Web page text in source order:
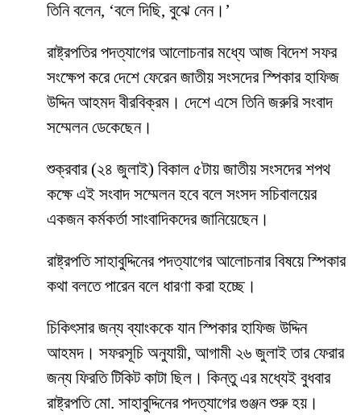
তিনি বলেন, ‘বলে দিছি, বুঝে নেন।’
রাষ্ট্রপতির পদত্যাগের আলোচনার মধ্যে আজ বিদেশ সফর
সংক্ষেপ করে দেশে ফেরেন জাতীয় সংসদের স্পিকার হাফিজ
উদ্দিন আহমদ বীরবিক্রম। দেশে এসে তিনি জরুরি সংবাদ
সম্মেলন ডেকেছেন।
শুক্রবার (২৪ জুলাই) বিকাল ৫টায় জাতীয় সংসদের শপথ
কক্ষে এই সংবাদ সম্মেলন হবে বলে সংসদ সচিবালয়ের
একজন কর্মকর্তা সাংবাদিকদের জানিয়েছেন।
রাষ্ট্রপতি সাহাবুদ্দিনের পদত্যাগের আলোচনার বিষয়ে স্পিকার
কথা বলতে পারেন বলে ধারণা করা হচ্ছে।
চিকিৎসার জন্য ব্যাংককে যান স্পিকার হাফিজ উদ্দিন
আহমদ। সফরসূচি অনুযায়ী, আগামী ২৬ জুলাই তার ফেরার
জন্য ফিরতি টিকিট কাটা ছিল। কিন্তু এর মধ্যেই বুধবার
রাষ্ট্রপতি মো. সাহাবুদ্দিনের পদত্যাগের গুঞ্জন শুরু হয়।